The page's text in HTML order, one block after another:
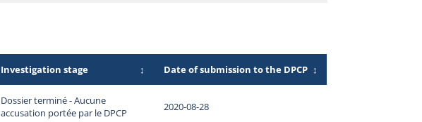
Investigation stage ↕ Date of submission to the DPCP ↕
Dossier terminé - Aucune
accusation portée par le DPCP
2020-08-28